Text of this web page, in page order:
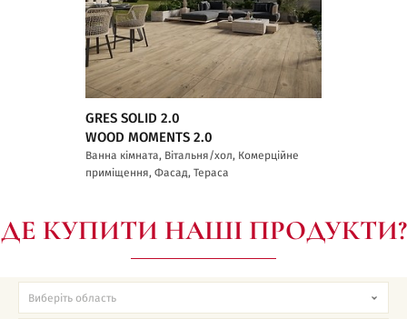
GRES SOLID 2.0
WOOD MOMENTS 2.0
Ванна кімната, Вітальня/хол, Комерційне
приміщення, Фасад, Тераса
ДЕ КУПИТИ НАШІ ПРОДУКТИ?